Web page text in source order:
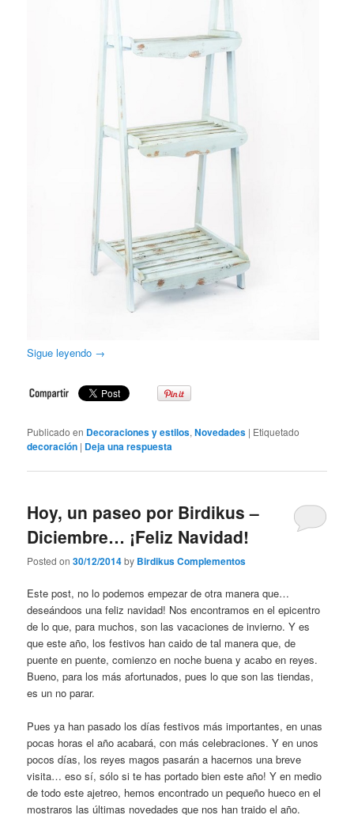
Sigue leyendo →
Publicado en Decoraciones y estilos,Novedades | Etiquetado
decoración | Deja una respuesta
Hoy, un paseo por Birdikus –
Diciembre… ¡Feliz Navidad!
Posted on30/12/2014by Birdikus Complementos
Este post, no lo podemos empezar de otra manera que…
deseándoos una feliz navidad! Nos encontramos en el epicentro
de lo que, para muchos, son las vacaciones de invierno. Y es
que este año, los festivos han caido de tal manera que, de
puente en puente, comienzo en noche buena y acabo en reyes.
Bueno, para los más afortunados, pues lo que son las tiendas,
es un no parar.
Pues ya han pasado los días festivos más importantes, en unas
pocas horas el año acabará, con más celebraciones. Y en unos
pocos días, los reyes magos pasarán a hacernos una breve
visita… eso sí, sólo si te has portado bien este año! Y en medio
de todo este ajetreo, hemos encontrado un pequeño hueco en el
mostraros las últimas novedades que nos han traido el año.